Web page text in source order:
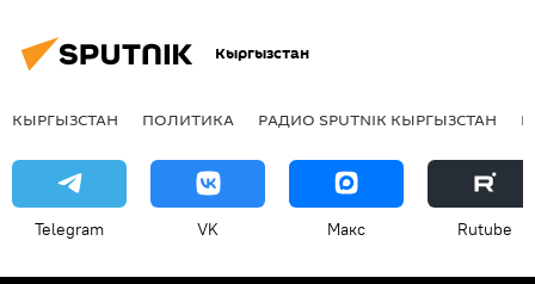
Кыргызстан
КЫРГЫЗСТАН ПОЛИТИКА РАДИО SPUTNIK КЫРГЫЗСТАН
Telegram VK Макс Rutube